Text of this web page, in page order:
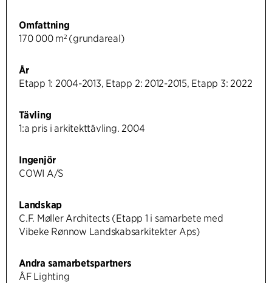
Omfattning
170 000 m² (grundareal)
År
Etapp 1: 2004-2013, Etapp 2: 2012-2015, Etapp 3: 2022
Tävling
1:a pris i arkitekttävling. 2004
Ingenjör
COWI A/S
Landskap
C.F. Møller Architects (Etapp 1 i samarbete med
Vibeke Rønnow Landskabsarkitekter Aps)
Andra samarbetspartners
ÅF Lighting